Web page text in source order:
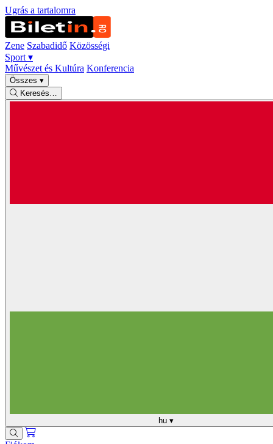
Ugrás a tartalomra
Zene Szabadidő Közösségi
Sport ▾
Művészet és Kultúra Konferencia
Összes ▾
Keresés…
hu ▾